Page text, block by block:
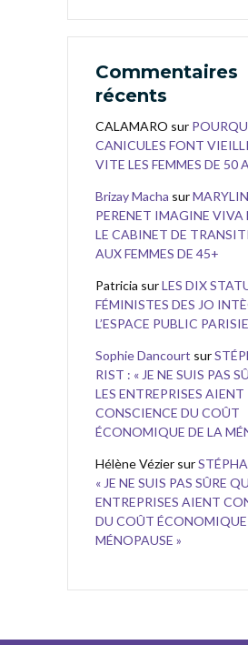
Commentaires
récents
CALAMARO sur
CANICULES FONT
VITE LES FEMMES DE 50
Brizay Macha sur
PERENET IMAGINE VIVA
LE CABINET DE
AUX FEMMES DE 45+
Patricia surLES DIX
FÉMINISTES DES JO
L’ESPACE PUBLIC
Sophie Dancourt sur
RIST : « JE NE SUIS PAS
LES ENTREPRISES AIENT
CONSCIENCE DU COÛT
ÉCONOMIQUE DE LA
Hélène Vézier sur
« JE NE SUIS PAS SÛRE
ENTREPRISES AIENT
DU COÛT ÉCONOMIQUE
MÉNOPAUSE »